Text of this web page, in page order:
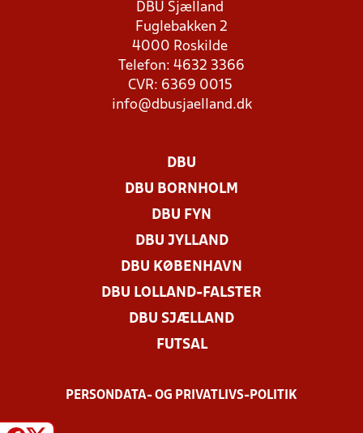
DBU Sjælland
Fuglebakken 2
4000 Roskilde
Telefon: 4632 3366
CVR: 6369 0015
info@dbusjaelland.dk
DBU
DBU BORNHOLM
DBU FYN
DBU JYLLAND
DBU KØBENHAVN
DBU LOLLAND-FALSTER
DBU SJÆLLAND
FUTSAL
PERSONDATA- OG PRIVATLIVS-POLITIK